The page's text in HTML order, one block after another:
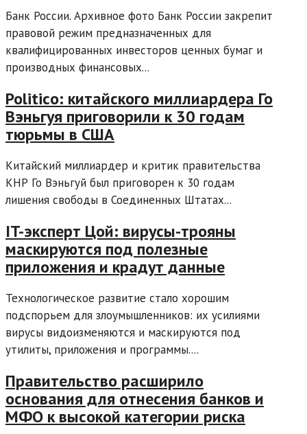
Банк России. Архивное фото Банк России закрепит
правовой режим предназначенных для
квалифицированных инвесторов ценных бумаг и
производных финансовых...
Politico: китайского миллиардера Го
Вэньгуя приговорили к 30 годам
тюрьмы в США
Китайский миллиардер и критик правительства
КНР Го Вэньгуй был приговорен к 30 годам
лишения свободы в Соединенных Штатах...
IT-эксперт Цой: вирусы-трояны
маскируются под полезные
приложения и крадут данные
Технологическое развитие стало хорошим
подспорьем для злоумышленников: их усилиями
вирусы видоизменяются и маскируются под
утилиты, приложения и программы....
Правительство расширило
основания для отнесения банков и
МФО к высокой категории риска